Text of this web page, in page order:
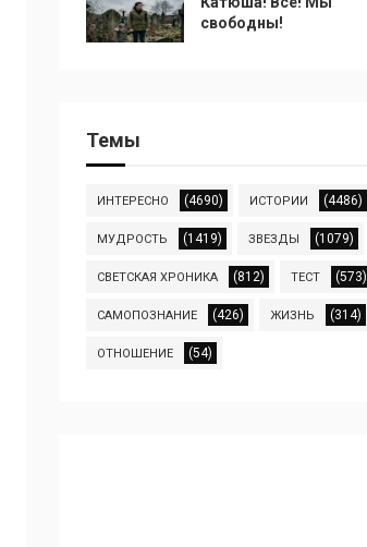
свободны!
Темы
ИНТЕРЕСНО (4690) ИСТОРИИ (4486)
МУДРОСТЬ (1419) ЗВЕЗДЫ (1079)
СВЕТСКАЯ ХРОНИКА (812) ТЕСТ (573)
САМОПОЗНАНИЕ (426) ЖИЗНЬ (314)
ОТНОШЕНИЕ (54)